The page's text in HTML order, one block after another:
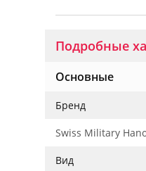
Подробные
Основные
Бренд
Swiss Military
Вид